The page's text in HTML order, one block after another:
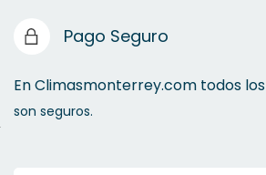
Pago Seguro
En Climasmonterrey.com todos los
son seguros.